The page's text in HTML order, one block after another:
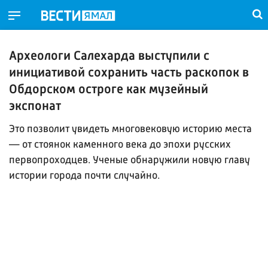
Археологи Салехарда выступили с
инициативой сохранить часть раскопок в
Обдорском остроге как музейный
экспонат
Это позволит увидеть многовековую историю места
— от стоянок каменного века до эпохи русских
первопроходцев. Ученые обнаружили новую главу
истории города почти случайно.